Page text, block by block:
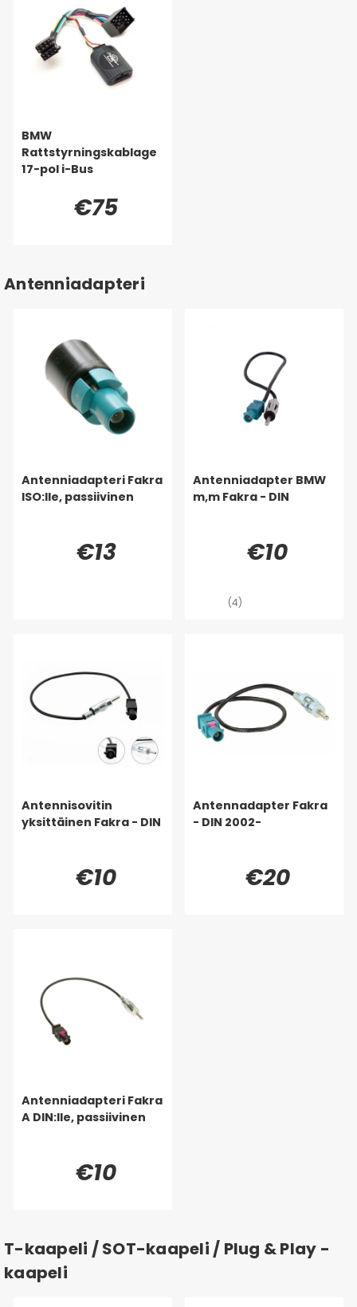
BMW
Rattstyrningskablage
17-pol i-Bus
€75
Antenniadapteri
Antenniadapteri Fakra
ISO:lle, passiivinen
€13
Antenniadapter BMW
m,m Fakra - DIN
€10
(4)
Antennisovitin
yksittäinen Fakra - DIN
€10
Antennadapter Fakra
- DIN 2002-
€20
Antenniadapteri Fakra
A DIN:lle, passiivinen
€10
T-kaapeli / SOT-kaapeli / Plug & Play -
kaapeli